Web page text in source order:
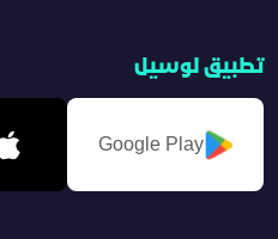
تطبيق لوسيل
Google Play